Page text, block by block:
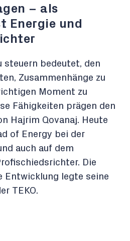
– als
Energie und
steuern bedeutet, den
Zusammenhänge zu
Moment zu
Fähigkeiten prägen den
Hajrim Qovanaj. Heute
of Energy bei der
auch auf dem
Die
Entwicklung legte seine
TEKO.